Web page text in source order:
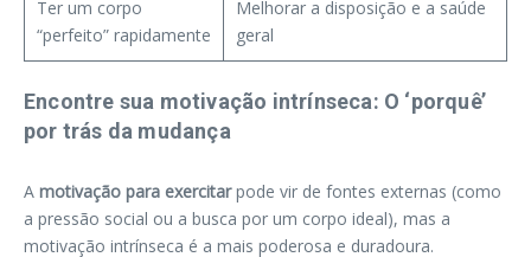
Ter um corpo
“perfeito” rapidamente
Melhorar a disposição e a saúde
geral
Encontre sua motivação intrínseca: O ‘porquê’
por trás da mudança
A motivação para exercitarpode vir de fontes externas (como
a pressão social ou a busca por um corpo ideal), mas a
motivação intrínseca é a mais poderosa e duradoura.